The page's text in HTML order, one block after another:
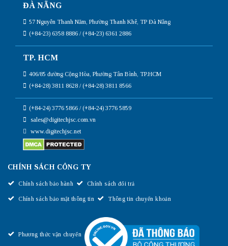
ĐÀ NẴNG
57 Nguyễn Thanh Năm, Phường Thanh Khê, TP Đà Nẵng
(+84-23) 6358 8886 / (+84-23) 6361 2886
TP. HCM
406/85 đường Cộng Hòa, Phường Tân Bình, TP.HCM
(+84-28) 3811 8628 / (+84-28) 3811 8566
(+84-24) 3776 5866 / (+84-24) 3776 5859
sales@digitechjsc.com.vn
www.digitechjsc.net
CHÍNH SÁCH CÔNG TY
Chính sách bảo hành Chính sách đổi trả
Chính sách bảo mật thông tin Thông tin chuyển khoản
Phương thức vận chuyển